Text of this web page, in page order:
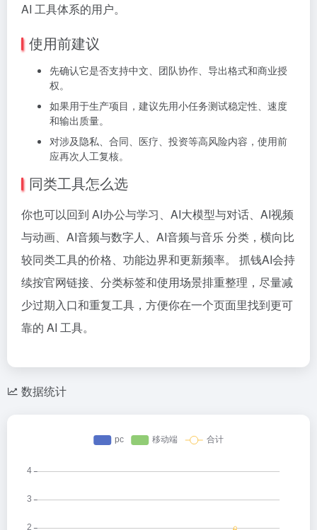
AI 工具体系的用户。
使用前建议
先确认它是否支持中文、团队协作、导出格式和商业授
权。
如果用于生产项目，建议先用小任务测试稳定性、速度
和输出质量。
对涉及隐私、合同、医疗、投资等高风险内容，使用前
应再次人工复核。
同类工具怎么选
你也可以回到 AI办公与学习、AI大模型与对话、AI视频
与动画、AI音频与数字人、AI音频与音乐 分类，横向比
较同类工具的价格、功能边界和更新频率。 抓钱AI会持
续按官网链接、分类标签和使用场景排重整理，尽量减
少过期入口和重复工具，方便你在一个页面里找到更可
靠的 AI 工具。
数据统计